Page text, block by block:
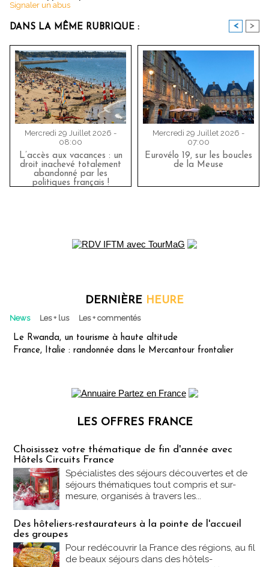
Signaler un abus
DANS LA MÊME RUBRIQUE : < >
Mercredi 29 Juillet 2026 -
08:00
L’accès aux vacances : un
droit inachevé totalement
abandonné par les
politiques français !
Mercredi 29 Juillet 2026 -
07:00
Eurovélo 19, sur les boucles
de la Meuse
DERNIÈRE HEURE
News Les + lus Les + commentés
Le Rwanda, un tourisme à haute altitude
France, Italie : randonnée dans le Mercantour frontalier
LES OFFRES FRANCE
Choisissez votre thématique de fin d'année avec
Hôtels Circuits France
Spécialistes des séjours découvertes et de
séjours thématiques tout compris et sur-
mesure, organisés à travers les...
Des hôteliers-restaurateurs à la pointe de l'accueil
des groupes
Pour redécouvrir la France des régions, au fil
de beaux séjours dans des hôtels-